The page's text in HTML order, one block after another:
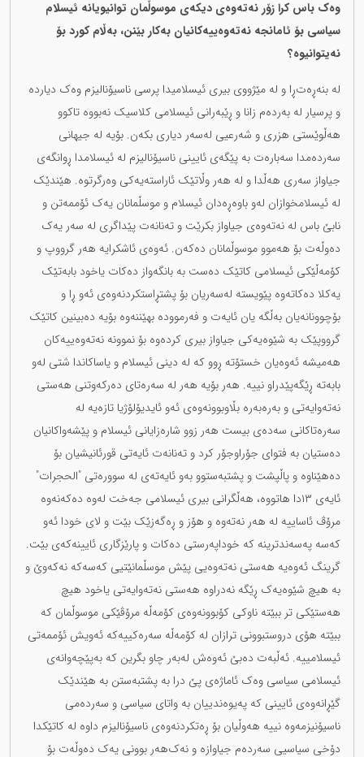
وەک باس کرا زۆر نەتەوەی دیکەی موسوڵمان توانیویانە ئیسلام
سیاسی بۆ ئامانجە نەتەوەییەکانیان بەکار بێنن، بەڵام کورد بۆ
نەیتوانیوە؟
لە بنەڕەت‌ڕا و لە مێژووی بیری ئیسلامیدا پرسی ناسیۆنالیزم وەک دیاردە
و پرسیار لە بەردەم زانا و ڕێبەرانی ئیسلامی کلاسیک نەبووە تاکوو
هەڵوێستی هزری و شەرعیی لەسەر دیاری بکەن. بۆیە لە جیهانی
سەردەمدا سەبارەت بە پێگەی ئایینی ناسیۆنالیزم لە ئیسلامدا ڕوانگەی
جیاواز سەری هەڵدا و لە هەر وڵاتێک ئاراستەیەکی وەرگرتوە. هێندێک
لە ئیسلامخوازان لەو باوەڕەدان ئیسلام و موسڵمانان یەک ئۆممەتن و
نابێ باس لە نەتەوەی جیاواز بکرێت و تەنانەت پێداگری لە سەر یەک
دەوڵەت بۆ هەموو موسوڵمانان دەکەن. ئەوەی ئاشکرایە هەر گرووپ و
کۆمەڵێکی ئیسلامی کاتێک دەست بە بانگەواز دەکات یاخود بابەتێک
یەکلا دەکاتەوە پێویستە لەسەریان بۆ پشتڕاستکردنەوەی ئەو ڕا و
بۆچوونانەیان بەڵگە یان ئایەت و فەرموودە بهێننەوە بۆیە دەبینین کاتێک
گرووپێک بە شێوەیەکی جیاواز بیری کردەوە بۆ نموونە نەتەوەییەکان
هەمیشە ئەوەیان خستۆتە ڕوو کە لە دینی ئیسلام و یاساکاندا شتی لەو
بابەتە ڕێگەپێدراو نییە. هەر بۆیە هەر لە سەرەتای دەرکەوتنی هەستی
نەتەوایەتی و بەرەبەرە بڵاوبوونەوەی ئەو ئایدیۆلۆژیا تازەیە لە
سەرەتاکانی سەدەی بیست هەر زوو شارەزایانی ئیسلام و پێشەواکانیان
دەستیان بە فتوای جۆراوجۆر کرد و تەنانەت ئایەتی قورئانیشیان بۆ
دەهێناوە و پاڵپشت و پشتبەستوو بەو ئایەتەی لە سوورەتی "الحجرات"
ئایەی ١٣دا هاتووە، هەڵگرانی بیری ئیسلامی جەخت لەوە دەکەنەوە
مرۆڤ ئاساییە لە هەر نەتەوە و هۆز و ڕەگەزێک بێت و لای خودا ئەو
کەسە پەسەندترینە کە خوداپەرستی دەکات و پارێزگاری ئایینەکەی بێت.
گرینگ ئەوەیە هەستی نەتەوەیی پێش موسڵمانێتیی کەسەکە نەکەوێ و
بە هیچ شێوەیەک ڕێگە نەدراوە هەستی نەتەوایەتی یاخود هیچ
هەستێکی تر ببێتە ناوکی کۆبوونەوەی کۆمەڵە مرۆڤێکی موسوڵمان کە
ببێتە هۆی دروستبوونی ترازان لە کۆمەڵە سەرەکییەکە ئەویش ئۆممەتی
ئیسلامییە. ئەڵبەت دەبێ ئەوەش لەبەر چاو بگرین کە بەپێچەوانەی
ئیسلامی سیاسی وەک ئاماژەی پێ درا بە پشتبەستن بە هێندێک
گێڕانەوەی ئایینی کە پەیوەندییان بە واتای سیاسی و سەردەمی
ناسیۆنیزمەوە نییە هەوڵیان بۆ ڕەتکردنەوەی ناسیۆنالیزم داوە لە کاتێکدا
دۆخی سیاسیی سەردەم جیاوازە و نەک‌هەر بوونی یەک دەوڵەت بۆ